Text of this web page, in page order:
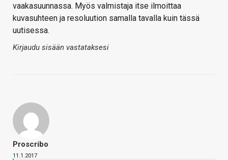
vaakasuunnassa. Myös valmistaja itse ilmoittaa
kuvasuhteen ja resoluution samalla tavalla kuin tässä
uutisessa.
Kirjaudu sisään vastataksesi
Proscribo
11.1.2017